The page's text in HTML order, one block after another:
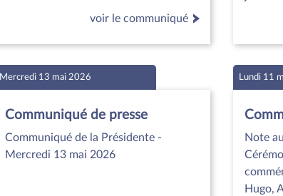
voir le communiqué
Mercredi 13 mai 2026
Communiqué de presse
Communiqué de la Présidente -
Mercredi 13 mai 2026
Lundi 11
Note
Hugo,